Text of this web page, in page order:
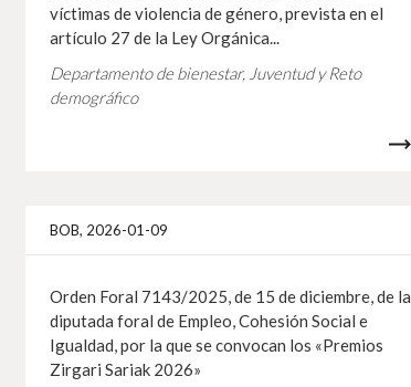
víctimas de violencia de género, prevista en el
artículo 27 de la Ley Orgánica...
Departamento de bienestar, Juventud y Reto
demográfico
Info gehiagoBOB, 2026-01-09
Orden Foral 7143/2025, de 15 de diciembre, de la
diputada foral de Empleo, Cohesión Social e
Igualdad, por la que se convocan los «Premios
Zirgari Sariak 2026»